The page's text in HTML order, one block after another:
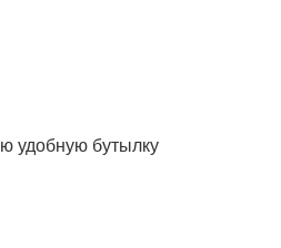
удобную бутылку